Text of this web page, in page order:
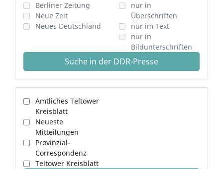
Berliner Zeitung
Neue Zeit
Neues Deutschland
nur in
Überschriften
nur im Text
nur in
Bildunterschriften
Suche in der DDR-Presse
Amtliches Teltower
Kreisblatt
Neueste
Mitteilungen
Provinzial-
Correspondenz
Teltower Kreisblatt